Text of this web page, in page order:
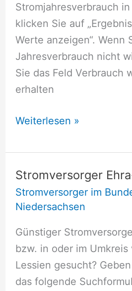
Stromjahresverbrauch
klicken Sie auf
Werte anzeigen“. Wenn
Jahresverbrauch nicht
Sie das Feld Verbrauch
erhalten
Stromversorger
Weiterlesen »
Stromversorger
Stromversorger im
Niedersachsen
Günstiger
bzw. in oder im Umkreis
Lessien gesucht?
das folgende